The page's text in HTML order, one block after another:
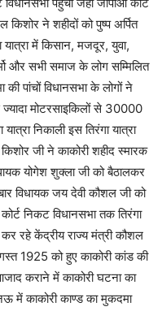
ने शहीदों को पुष्प अर्पित
यात्रा में किसान, मजदूर, युवा,
और सभी समाज के लोग सम्मिलित
पांचों विधानसभा के लोगों ने
मोटरसाइकिलों से 30000
निकाली इस तिरंगा यात्रा
जी ने काकोरी शहीद स्मारक
योगेश शुक्ला जी को बैठालकर
विधायक जय देवी कौशल जी को
निकट विधानसभा तक तिरंगा
कर रहे केंद्रीय राज्य मंत्री कौशल
1925 को हुए काकोरी कांड की
कराने में काकोरी घटना का
में काकोरी काण्ड का मुकदमा